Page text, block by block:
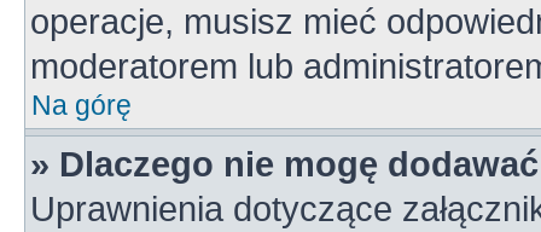
operacje, musisz mieć
moderatorem lub
Na górę
» Dlaczego nie mogę
Uprawnienia dotyczące